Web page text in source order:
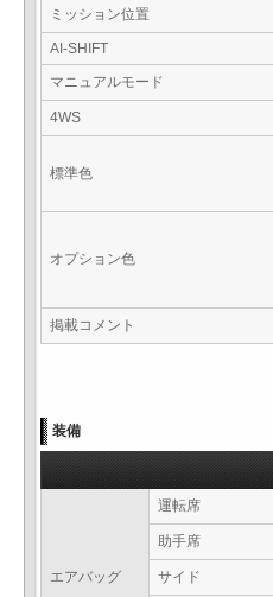
ミッション位置
AI-SHIFT
マニュアルモード
4WS
標準色
オプション色
掲載コメント
装備
エアバッグ
運転席
助手席
サイド